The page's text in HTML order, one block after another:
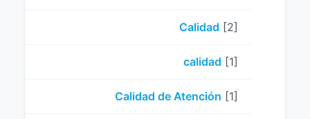
Calidad [2]
calidad [1]
Calidad de Atención [1]